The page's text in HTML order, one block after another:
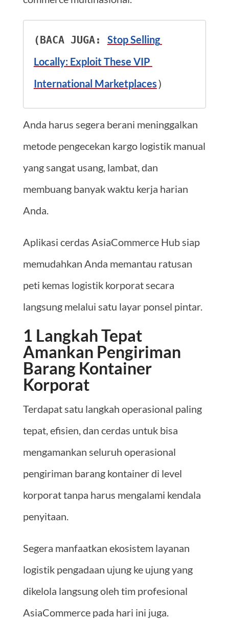
(BACA JUGA: Stop Selling
Locally: Exploit These VIP
International Marketplaces)
Anda harus segera berani meninggalkan
metode pengecekan kargo logistik manual
yang sangat usang, lambat, dan
membuang banyak waktu kerja harian
Anda.
Aplikasi cerdas AsiaCommerce Hub siap
memudahkan Anda memantau ratusan
peti kemas logistik korporat secara
langsung melalui satu layar ponsel pintar.
1 Langkah Tepat
Amankan Pengiriman
Barang Kontainer
Korporat
Terdapat satu langkah operasional paling
tepat, efisien, dan cerdas untuk bisa
mengamankan seluruh operasional
pengiriman barang kontainer di level
korporat tanpa harus mengalami kendala
penyitaan.
Segera manfaatkan ekosistem layanan
logistik pengadaan ujung ke ujung yang
dikelola langsung oleh tim profesional
AsiaCommerce pada hari ini juga.